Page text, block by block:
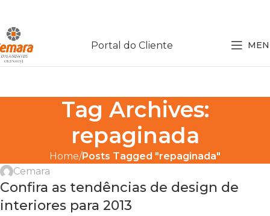
Portal do Cliente
Tag Archives:
repaginada
Home Posts Tagged "repaginada"
Cemara
Confira as tendências de design de
interiores para 2013